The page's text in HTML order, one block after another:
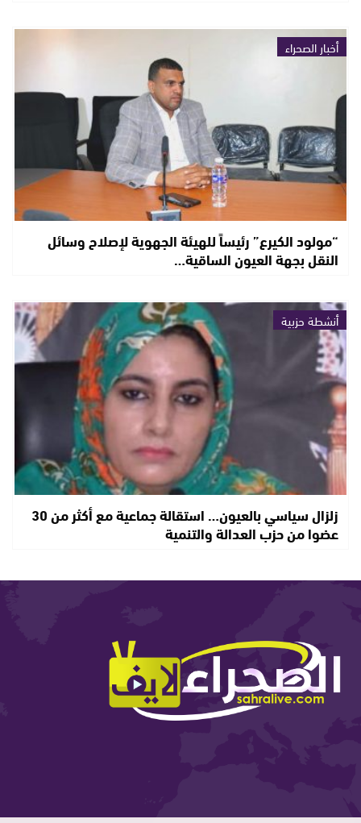
أخبار الصحراء
“مولود الكيرع” رئيساً للهيئة الجهوية لإصلاح وسائل
النقل بجهة العيون الساقية…
أنشطة حزبية
زلزال سياسي بالعيون… استقالة جماعية مع أكثر من 30
عضوا من حزب العدالة والتنمية